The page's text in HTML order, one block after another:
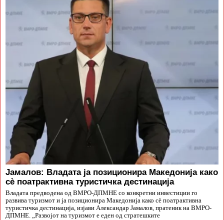
Јамалов: Владата ја позиционира Македонија како
сè поатрактивна туристичка дестинација
Владата предводена од ВМРО-ДПМНЕ со конкретни инвестиции го
развива туризмот и ја позиционира Македонија како сè поатрактивна
туристичка дестинација, изјави Александар Јамалов, пратеник на ВМРО-
ДПМНЕ. „Развојот на туризмот е еден од стратешките